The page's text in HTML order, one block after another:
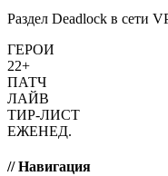
Раздел Deadlock в сети
ГЕРОИ
22+
ПАТЧ
ЛАЙВ
ТИР-ЛИСТ
ЕЖЕНЕД.
// Навигация